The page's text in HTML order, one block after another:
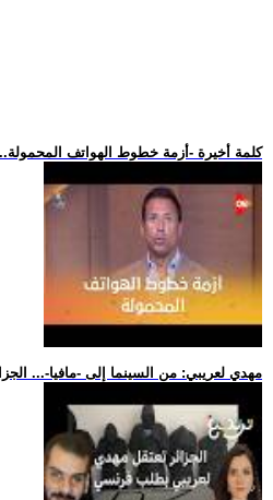
.. كلمة أخيرة -أزمة خطوط الهواتف
.. مهدي لعريبي: من السينما إلى -مافيا-...